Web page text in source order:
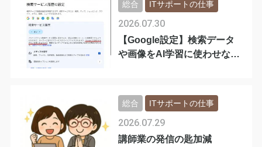
【Google設定】検索データ
や画像をAI学習に使わせない
2026.07.30
総合 ITサポートの仕事
講師業の発信の匙加減
2026.07.29
総合 ITサポートの仕事